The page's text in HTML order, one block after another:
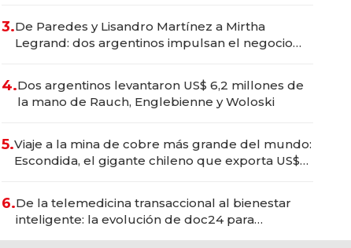
3.De Paredes y Lisandro Martínez a Mirtha
Legrand: dos argentinos impulsan el negocio
4.Dos argentinos levantaron US$ 6,2 millones de
la mano de Rauch, Englebienne y Woloski
5.Viaje a la mina de cobre más grande del mundo:
Escondida, el gigante chileno que exporta US$
6.De la telemedicina transaccional al bienestar
inteligente: la evolución de doc24 para